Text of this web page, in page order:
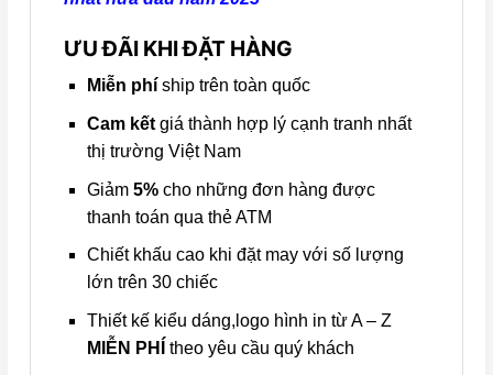
ƯU ĐÃI KHI ĐẶT HÀNG
Miễn phíship trên toàn quốc
Cam kếtgiá thành hợp lý cạnh tranh nhất
thị trường Việt Nam
Giảm 5% cho những đơn hàng được
thanh toán qua thẻ ATM
Chiết khấu cao khi đặt may với số lượng
lớn trên 30 chiếc
Thiết kế kiểu dáng,logo hình in từ A – Z
MIỄN PHÍ theo yêu cầu quý khách